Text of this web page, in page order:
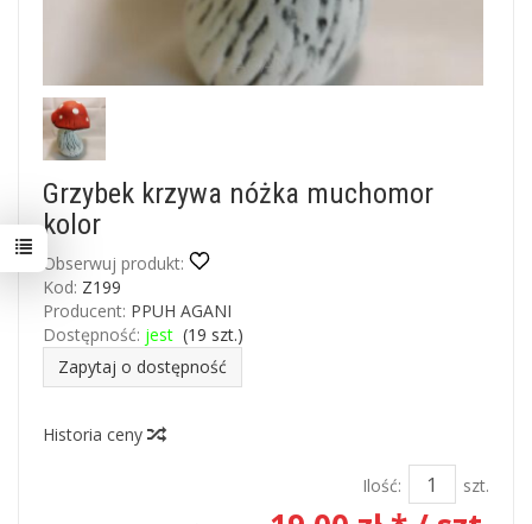
Grzybek krzywa nóżka muchomor
kolor
Obserwuj produkt:
Kod: Z199
Producent: PPUH AGANI
Dostępność: jest (19 szt.)
Zapytaj o dostępność
Historia ceny
Ilość:
szt.